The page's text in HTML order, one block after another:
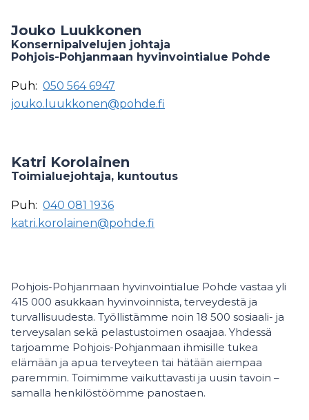
Jouko Luukkonen
Konsernipalvelujen johtaja
Pohjois-Pohjanmaan hyvinvointialue Pohde
Puh: 050 564 6947
jouko.luukkonen@pohde.fi
Katri Korolainen
Toimialuejohtaja, kuntoutus
Puh: 040 081 1936
katri.korolainen@pohde.fi
Pohjois-Pohjanmaan hyvinvointialue Pohde vastaa yli
415 000 asukkaan hyvinvoinnista, terveydestä ja
turvallisuudesta. Työllistämme noin 18 500 sosiaali- ja
terveysalan sekä pelastustoimen osaajaa. Yhdessä
tarjoamme Pohjois-Pohjanmaan ihmisille tukea
elämään ja apua terveyteen tai hätään aiempaa
paremmin. Toimimme vaikuttavasti ja uusin tavoin –
samalla henkilöstöömme panostaen.